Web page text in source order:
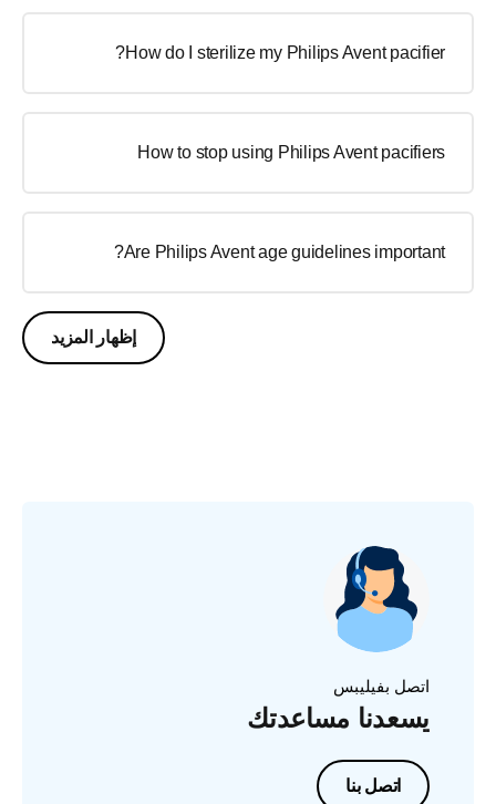
How do I sterilize my Philips Avent pacifier?
How to stop using Philips Avent pacifiers
Are Philips Avent age guidelines important?
إظهار المزيد
اتصل بفيليبس
يسعدنا مساعدتك
اتصل بنا